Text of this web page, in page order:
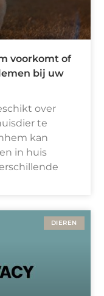
voorkomt of
bij uw
over
te
kan
in huis
DIEREN